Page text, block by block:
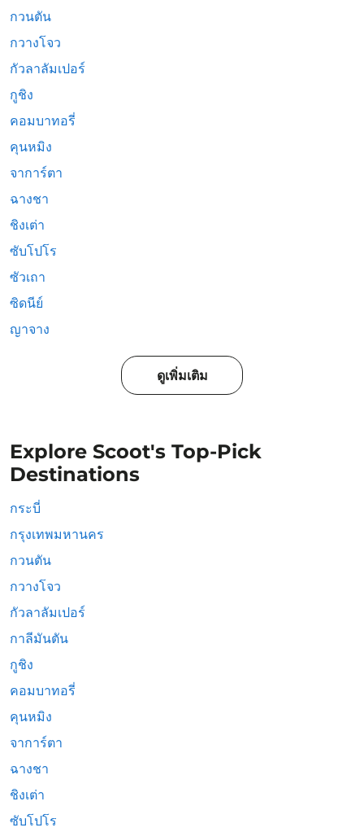
กวนตัน
กวางโจว
กัวลาลัมเปอร์
กูชิง
คอมบาทอรี่
คุนหมิง
จาการ์ตา
ฉางชา
ชิงเต่า
ซับโปโร
ซัวเถา
ซิดนีย์
ญาจาง
ดูเพิ่มเติม
Explore Scoot's Top-Pick
Destinations
กระบี่
กรุงเทพมหานคร
กวนตัน
กวางโจว
กัวลาลัมเปอร์
กาลีมันตัน
กูชิง
คอมบาทอรี่
คุนหมิง
จาการ์ตา
ฉางชา
ชิงเต่า
ซับโปโร